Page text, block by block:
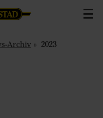
Archiv 2023